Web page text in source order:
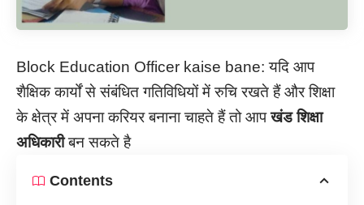
Block Education Officer kaise bane: यदि आप
शैक्षिक कार्यों से संबंधित गतिविधियों में रुचि रखते हैं और शिक्षा
के क्षेत्र में अपना करियर बनाना चाहते हैं तो आपखंड शिक्षा
अधिकारीबन सकते है
Contents